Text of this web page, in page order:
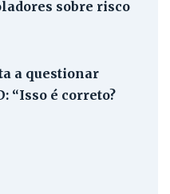
sobre risco
a questionar
“Isso é correto?